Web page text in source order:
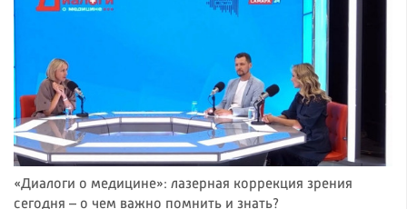
«Диалоги о медицине»: лазерная коррекция зрения
сегодня – о чем важно помнить и знать?